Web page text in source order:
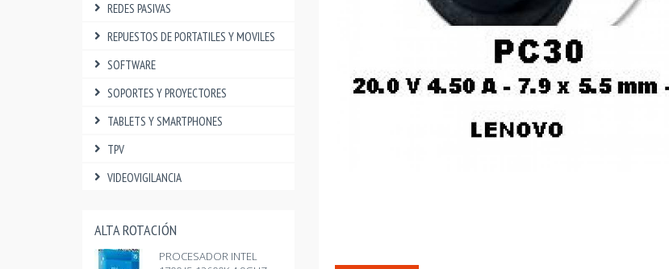
REDES PASIVAS
REPUESTOS DE PORTATILES Y MOVILES
SOFTWARE
SOPORTES Y PROYECTORES
TABLETS Y SMARTPHONES
TPV
VIDEOVIGILANCIA
ALTA ROTACIÓN
PROCESADOR INTEL